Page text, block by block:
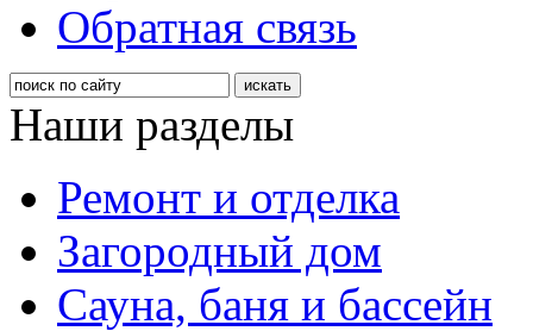
Обратная связь
Наши разделы
Ремонт и отделка
Загородный дом
Сауна, баня и бассейн